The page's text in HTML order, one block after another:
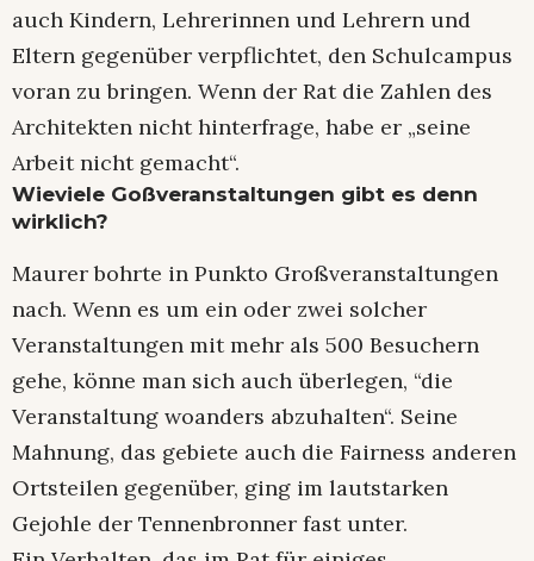
auch Kindern, Lehrerinnen und Lehrern und
Eltern gegenüber verpflichtet, den Schulcampus
voran zu bringen. Wenn der Rat die Zahlen des
Architekten nicht hinterfrage, habe er „seine
Arbeit nicht gemacht“.
Wieviele Goßveranstaltungen gibt es denn
wirklich?
Maurer bohrte in Punkto Großveranstaltungen
nach. Wenn es um ein oder zwei solcher
Veranstaltungen mit mehr als 500 Besuchern
gehe, könne man sich auch überlegen, “die
Veranstaltung woanders abzuhalten“. Seine
Mahnung, das gebiete auch die Fairness anderen
Ortsteilen gegenüber, ging im lautstarken
Gejohle der Tennenbronner fast unter.